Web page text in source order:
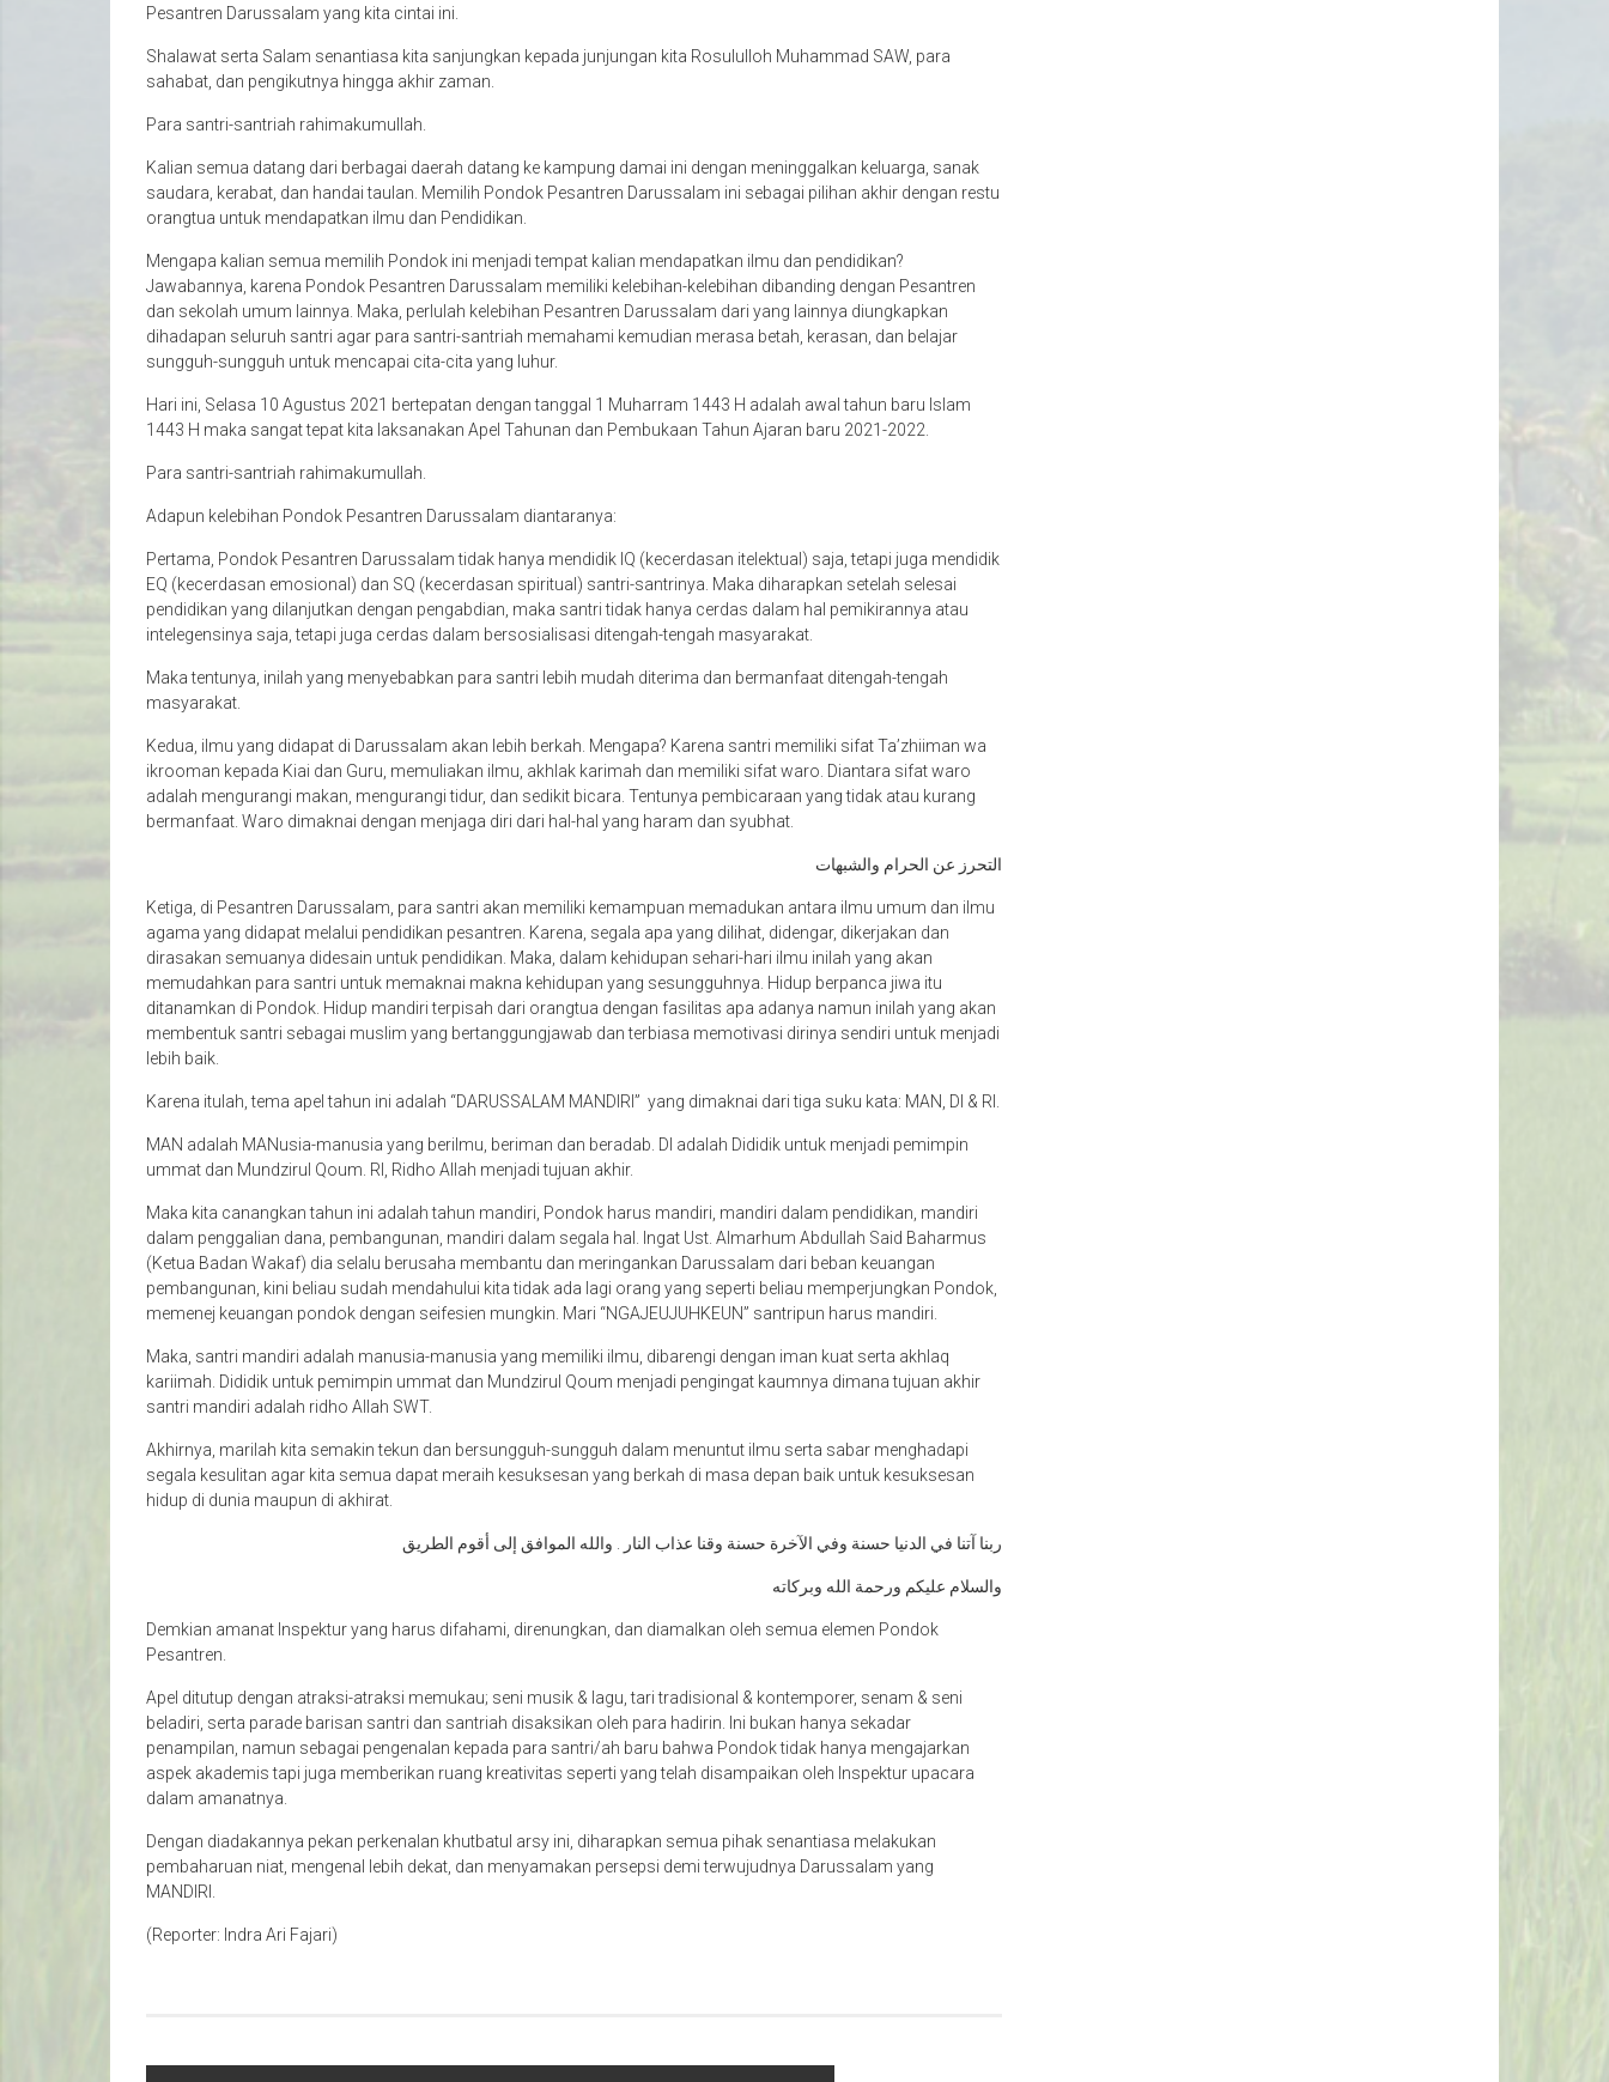
Pesantren Darussalam yang kita cintai ini.
Shalawat serta Salam senantiasa kita sanjungkan kepada junjungan kita Rosululloh Muhammad SAW, para
sahabat, dan pengikutnya hingga akhir zaman.
Para santri-santriah rahimakumullah.
Kalian semua datang dari berbagai daerah datang ke kampung damai ini dengan meninggalkan keluarga, sanak
saudara, kerabat, dan handai taulan. Memilih Pondok Pesantren Darussalam ini sebagai pilihan akhir dengan restu
orangtua untuk mendapatkan ilmu dan Pendidikan.
Mengapa kalian semua memilih Pondok ini menjadi tempat kalian mendapatkan ilmu dan pendidikan?
Jawabannya, karena Pondok Pesantren Darussalam memiliki kelebihan-kelebihan dibanding dengan Pesantren
dan sekolah umum lainnya. Maka, perlulah kelebihan Pesantren Darussalam dari yang lainnya diungkapkan
dihadapan seluruh santri agar para santri-santriah memahami kemudian merasa betah, kerasan, dan belajar
sungguh-sungguh untuk mencapai cita-cita yang luhur.
Hari ini, Selasa 10 Agustus 2021 bertepatan dengan tanggal 1 Muharram 1443 H adalah awal tahun baru Islam
1443 H maka sangat tepat kita laksanakan Apel Tahunan dan Pembukaan Tahun Ajaran baru 2021-2022.
Para santri-santriah rahimakumullah.
Adapun kelebihan Pondok Pesantren Darussalam diantaranya:
Pertama, Pondok Pesantren Darussalam tidak hanya mendidik IQ (kecerdasan itelektual) saja, tetapi juga mendidik
EQ (kecerdasan emosional) dan SQ (kecerdasan spiritual) santri-santrinya. Maka diharapkan setelah selesai
pendidikan yang dilanjutkan dengan pengabdian, maka santri tidak hanya cerdas dalam hal pemikirannya atau
intelegensinya saja, tetapi juga cerdas dalam bersosialisasi ditengah-tengah masyarakat.
Maka tentunya, inilah yang menyebabkan para santri lebih mudah diterima dan bermanfaat ditengah-tengah
masyarakat.
Kedua, ilmu yang didapat di Darussalam akan lebih berkah. Mengapa? Karena santri memiliki sifat Ta’zhiiman wa
ikrooman kepada Kiai dan Guru, memuliakan ilmu, akhlak karimah dan memiliki sifat waro. Diantara sifat waro
adalah mengurangi makan, mengurangi tidur, dan sedikit bicara. Tentunya pembicaraan yang tidak atau kurang
bermanfaat. Waro dimaknai dengan menjaga diri dari hal-hal yang haram dan syubhat.
التحرز عن الحرام والشبهات
Ketiga, di Pesantren Darussalam, para santri akan memiliki kemampuan memadukan antara ilmu umum dan ilmu
agama yang didapat melalui pendidikan pesantren. Karena, segala apa yang dilihat, didengar, dikerjakan dan
dirasakan semuanya didesain untuk pendidikan. Maka, dalam kehidupan sehari-hari ilmu inilah yang akan
memudahkan para santri untuk memaknai makna kehidupan yang sesungguhnya. Hidup berpanca jiwa itu
ditanamkan di Pondok. Hidup mandiri terpisah dari orangtua dengan fasilitas apa adanya namun inilah yang akan
membentuk santri sebagai muslim yang bertanggungjawab dan terbiasa memotivasi dirinya sendiri untuk menjadi
lebih baik.
Karena itulah, tema apel tahun ini adalah “DARUSSALAM MANDIRI” yang dimaknai dari tiga suku kata: MAN, DI & RI.
MAN adalah MANusia-manusia yang berilmu, beriman dan beradab. DI adalah Dididik untuk menjadi pemimpin
ummat dan Mundzirul Qoum. RI, Ridho Allah menjadi tujuan akhir.
Maka kita canangkan tahun ini adalah tahun mandiri, Pondok harus mandiri, mandiri dalam pendidikan, mandiri
dalam penggalian dana, pembangunan, mandiri dalam segala hal. Ingat Ust. Almarhum Abdullah Said Baharmus
(Ketua Badan Wakaf) dia selalu berusaha membantu dan meringankan Darussalam dari beban keuangan
pembangunan, kini beliau sudah mendahului kita tidak ada lagi orang yang seperti beliau memperjungkan Pondok,
memenej keuangan pondok dengan seifesien mungkin. Mari “NGAJEUJUHKEUN” santripun harus mandiri.
Maka, santri mandiri adalah manusia-manusia yang memiliki ilmu, dibarengi dengan iman kuat serta akhlaq
kariimah. Dididik untuk pemimpin ummat dan Mundzirul Qoum menjadi pengingat kaumnya dimana tujuan akhir
santri mandiri adalah ridho Allah SWT.
Akhirnya, marilah kita semakin tekun dan bersungguh-sungguh dalam menuntut ilmu serta sabar menghadapi
segala kesulitan agar kita semua dapat meraih kesuksesan yang berkah di masa depan baik untuk kesuksesan
hidup di dunia maupun di akhirat.
ربنا آتنا في الدنيا حسنة وفي الآخرة حسنة وقنا عذاب النار . والله الموافق إلى أقوم الطريق
والسلام عليكم ورحمة الله وبركاته
Demkian amanat Inspektur yang harus difahami, direnungkan, dan diamalkan oleh semua elemen Pondok
Pesantren.
Apel ditutup dengan atraksi-atraksi memukau; seni musik & lagu, tari tradisional & kontemporer, senam & seni
beladiri, serta parade barisan santri dan santriah disaksikan oleh para hadirin. Ini bukan hanya sekadar
penampilan, namun sebagai pengenalan kepada para santri/ah baru bahwa Pondok tidak hanya mengajarkan
aspek akademis tapi juga memberikan ruang kreativitas seperti yang telah disampaikan oleh Inspektur upacara
dalam amanatnya.
Dengan diadakannya pekan perkenalan khutbatul arsy ini, diharapkan semua pihak senantiasa melakukan
pembaharuan niat, mengenal lebih dekat, dan menyamakan persepsi demi terwujudnya Darussalam yang
MANDIRI.
(Reporter: Indra Ari Fajari)